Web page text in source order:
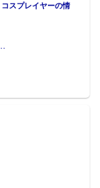
スプレイヤーの情